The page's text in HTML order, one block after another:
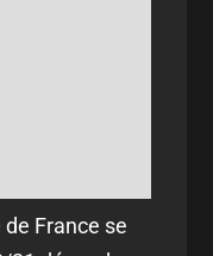
de France se